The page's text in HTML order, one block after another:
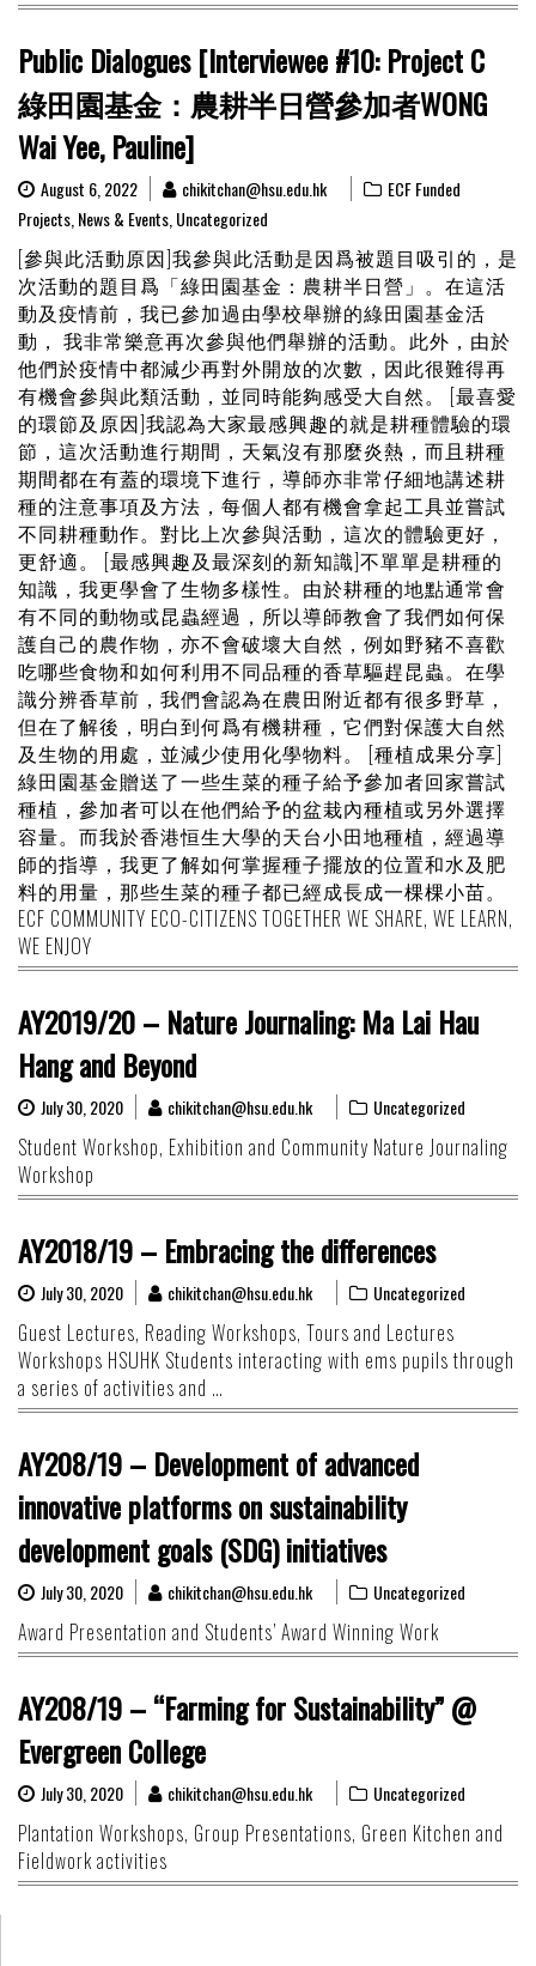
Public Dialogues [Interviewee #10: Project C
綠田園基金：農耕半日營參加者WONG
Wai Yee, Pauline]
August 6, 2022 chikitchan@hsu.edu.hk
ECF Funded
Projects News & Events Uncategorized
[參與此活動原因]我參與此活動是因爲被題目吸引的，是
次活動的題目爲「綠田園基金：農耕半日營」。在這活
動及疫情前，我已參加過由學校舉辦的綠田園基金活
動， 我非常樂意再次參與他們舉辦的活動。此外，由於
他們於疫情中都減少再對外開放的次數，因此很難得再
有機會參與此類活動，並同時能夠感受大自然。 [最喜愛
的環節及原因]我認為大家最感興趣的就是耕種體驗的環
節，這次活動進行期間，天氣沒有那麼炎熱，而且耕種
期間都在有蓋的環境下進行，導師亦非常仔細地講述耕
種的注意事項及方法，每個人都有機會拿起工具並嘗試
不同耕種動作。對比上次參與活動，這次的體驗更好，
更舒適。 [最感興趣及最深刻的新知識]不單單是耕種的
知識，我更學會了生物多樣性。由於耕種的地點通常會
有不同的動物或昆蟲經過，所以導師教會了我們如何保
護自己的農作物，亦不會破壞大自然，例如野豬不喜歡
吃哪些食物和如何利用不同品種的香草驅趕昆蟲。在學
識分辨香草前，我們會認為在農田附近都有很多野草，
但在了解後，明白到何爲有機耕種，它們對保護大自然
及生物的用處，並減少使用化學物料。 [種植成果分享]
綠田園基金贈送了一些生菜的種子給予參加者回家嘗試
種植，參加者可以在他們給予的盆栽內種植或另外選擇
容量。而我於香港恒生大學的天台小田地種植，經過導
師的指導，我更了解如何掌握種子擺放的位置和水及肥
料的用量，那些生菜的種子都已經成長成一棵棵小苗。
ECF COMMUNITY ECO-CITIZENS TOGETHER WE SHARE, WE LEARN,
WE ENJOY
AY2019/20 – Nature Journaling: Ma Lai Hau
Hang and Beyond
July 30, 2020 chikitchan@hsu.edu.hk Uncategorized
Student Workshop, Exhibition and Community Nature Journaling
Workshop
AY2018/19 – Embracing the differences
July 30, 2020 chikitchan@hsu.edu.hk Uncategorized
Guest Lectures, Reading Workshops, Tours and Lectures
Workshops HSUHK Students interacting with ems pupils through
a series of activities and …
AY208/19 – Development of advanced
innovative platforms on sustainability
development goals (SDG) initiatives
July 30, 2020 chikitchan@hsu.edu.hk Uncategorized
Award Presentation and Students’ Award Winning Work
AY208/19 – “Farming for Sustainability” @
Evergreen College
July 30, 2020 chikitchan@hsu.edu.hk Uncategorized
Plantation Workshops, Group Presentations, Green Kitchen and
Fieldwork activities